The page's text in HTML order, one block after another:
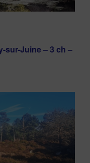
sur-Juine – 3 ch –